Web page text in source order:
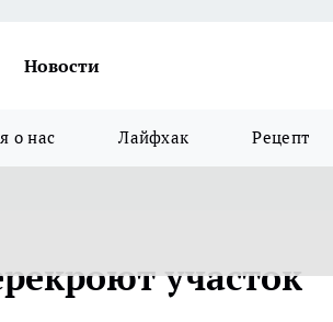
Новости
о нас Лайфхак Рецепт
участок